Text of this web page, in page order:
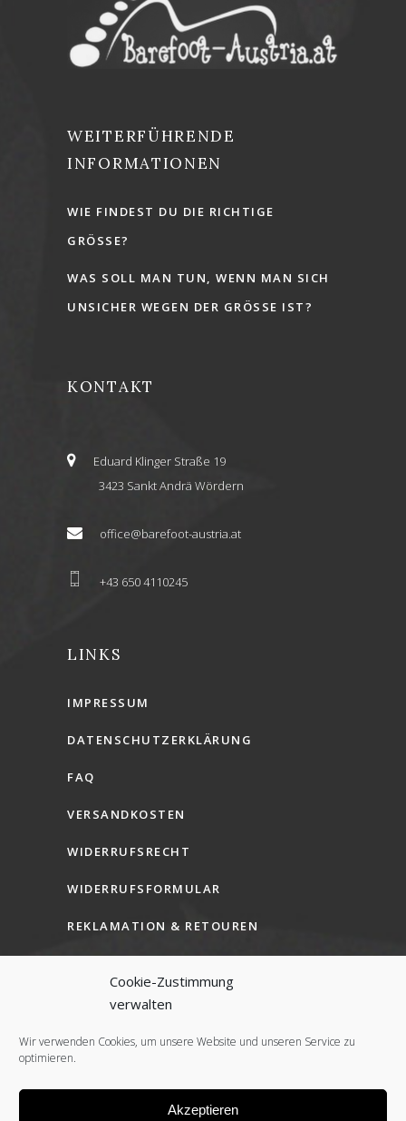
Cookie-Zustimmung
verwalten
Wir verwenden Cookies, um unsere Website und unseren Service zu
optimieren.
Akzeptieren
WEITERFÜHRENDE
INFORMATIONEN
WIE FINDEST DU DIE RICHTIGE
GRÖSSE?
WAS SOLL MAN TUN, WENN MAN SICH
UNSICHER WEGEN DER GRÖSSE IST?
KONTAKT
Eduard Klinger Straße 19
3423 Sankt Andrä Wördern
office@barefoot-austria.at
+43 650 4110245
LINKS
IMPRESSUM
DATENSCHUTZERKLÄRUNG
FAQ
VERSANDKOSTEN
WIDERRUFSRECHT
WIDERRUFSFORMULAR
REKLAMATION & RETOUREN
AGB (B2B)
COOKIE-RICHTLINIE (EU)